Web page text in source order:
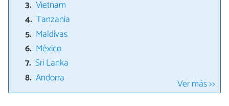
Vietnam
Tanzania
Maldivas
México
Sri Lanka
Andorra
Ver más >>